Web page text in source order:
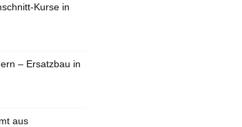
Kurse in
– Ersatzbau in
aus